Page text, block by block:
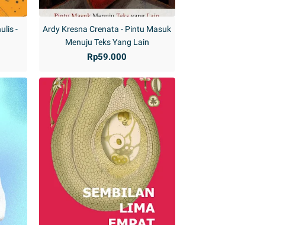
-
Ardy Kresna Crenata - Pintu Masuk
Menuju Teks Yang Lain
Rp59.000